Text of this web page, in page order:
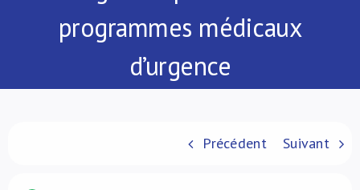
programmes médicaux
d’urgence
Précédent Suivant